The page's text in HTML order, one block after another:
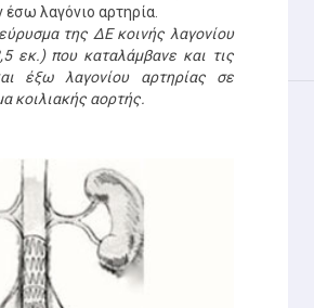
έσω λαγόνιο αρτηρία.
της ΔΕ κοινής λαγονίου
εκ.) που καταλάμβανε και τις
έξω λαγονίου αρτηρίας σε
κοιλιακής αορτής.